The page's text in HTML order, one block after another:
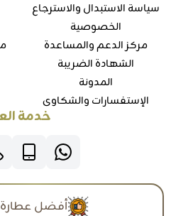
سياسة الاستبدال والاسترجاع
الخصوصية
مركز الدعم والمساعدة
الشهادة الضريبة
المدونة
الإستفسارات والشكاوي
خدمة
أفضل